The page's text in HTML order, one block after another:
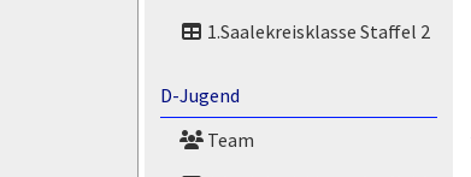
1.Saalekreisklasse Staffel 2
D-Jugend
Team